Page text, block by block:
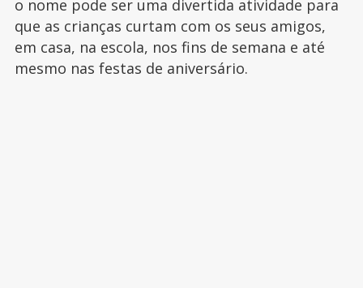
o nome pode ser uma divertida atividade para
que as crianças curtam com os seus amigos,
em casa, na escola, nos fins de semana e até
mesmo nas festas de aniversário.